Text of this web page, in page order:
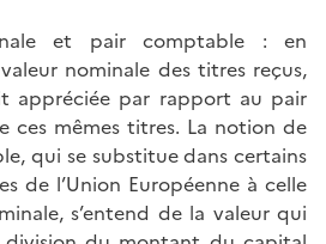
et pair comptable : en
valeur nominale des titres reçus,
appréciée par rapport au pair
ces mêmes titres. La notion de
qui se substitue dans certains
de l’Union Européenne à celle
s’entend de la valeur qui